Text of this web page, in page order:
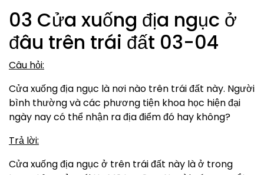
03 Cửa xuống địa ngục ở
đâu trên trái đất 03-04
Câu hỏi:
Cửa xuống địa ngục là nơi nào trên trái đất này. Người
bình thường và các phương tiện khoa học hiện đại
ngày nay có thể nhận ra địa điểm đó hay không?
Trả lời:
Cửa xuống địa ngục ở trên trái đất này là ở trong